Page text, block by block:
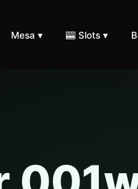
Mesa ▾ 🎰 Slots ▾